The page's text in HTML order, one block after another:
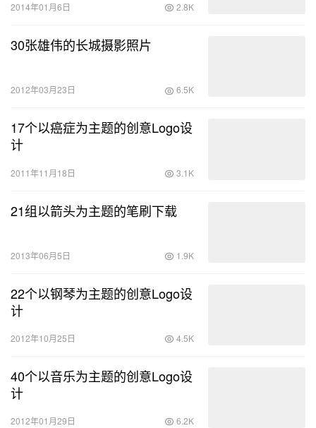
2014年01月6日 2.8K
30张雄伟的长城摄影照片
2012年03月23日 6.5K
17个以癌症为主题的创意Logo设
计
2011年11月18日 3.1K
21组以箭头为主题的笔刷下载
2013年06月5日 1.9K
22个以钢琴为主题的创意Logo设
计
2012年10月25日 4.5K
40个以音乐为主题的创意Logo设
计
2012年01月29日 6.2K